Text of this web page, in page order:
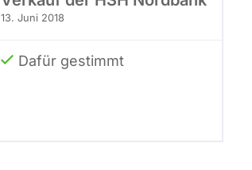
13. Juni 2018
Dafür gestimmt